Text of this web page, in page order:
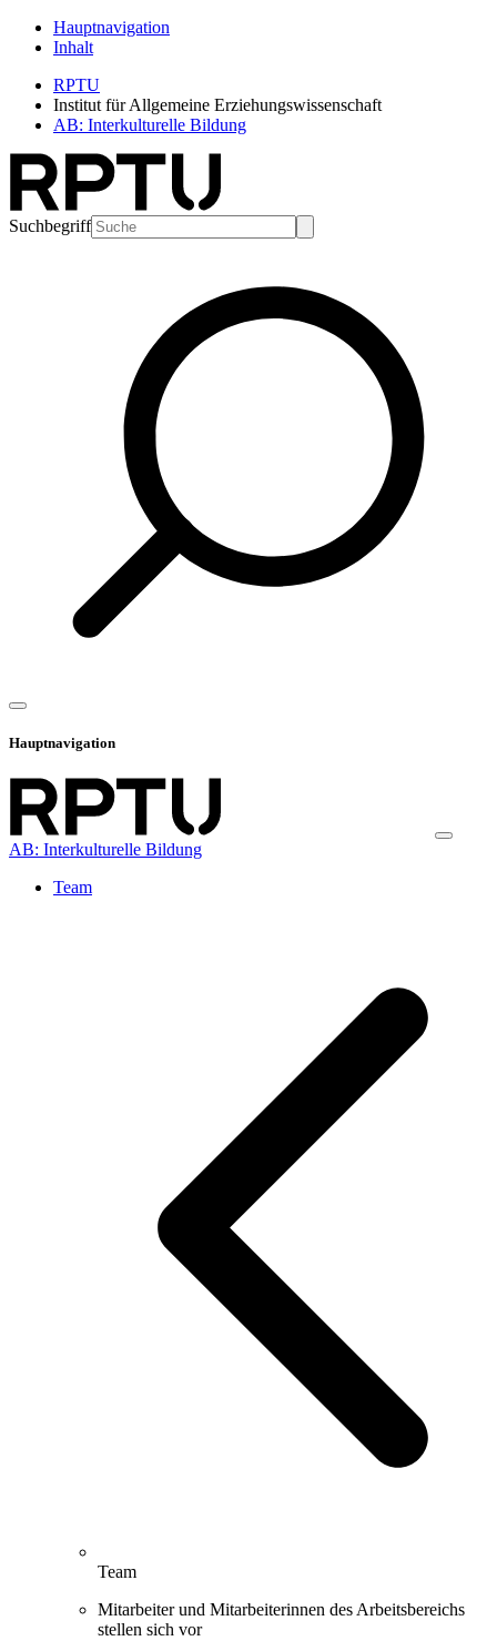
Hauptnavigation
Inhalt
RPTU
Institut für Allgemeine Erziehungswissenschaft
AB: Interkulturelle Bildung
Suchbegriff
Hauptnavigation
AB: Interkulturelle Bildung
Team
Team
Mitarbeiter und Mitarbeiterinnen des Arbeitsbereichs
stellen sich vor